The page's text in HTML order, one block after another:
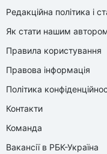
Редакційна політика і
Як стати нашим
Правила користування
Правова інформація
Політика
Контакти
Команда
Вакансії в РБК-Україна